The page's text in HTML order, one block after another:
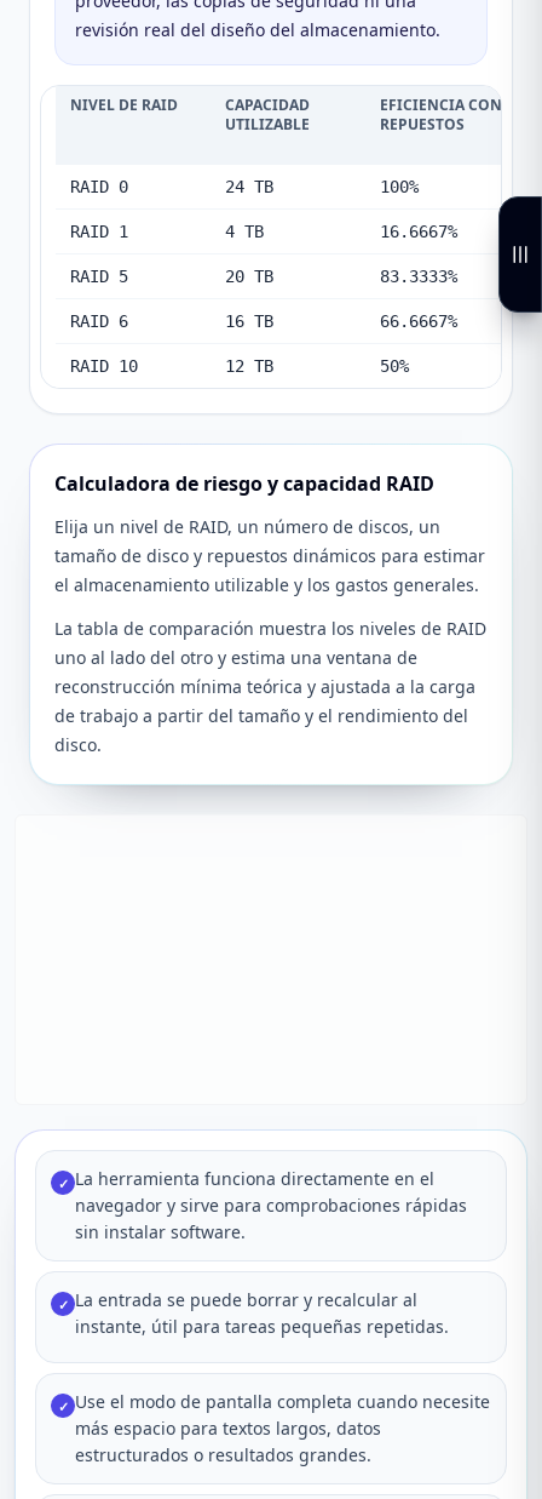
revisión real del diseño del almacenamiento.
NIVEL DE RAID
CAPACIDAD
UTILIZABLE
EFICIENCIA CON
REPUESTOS
RAID 0 24 TB 100%
RAID 1 4 TB 16.6667%
RAID 5 20 TB 83.3333%
RAID 6 16 TB 66.6667%
RAID 10 12 TB 50%
Calculadora de riesgo y capacidad RAID
Elija un nivel de RAID, un número de discos, un
tamaño de disco y repuestos dinámicos para estimar
el almacenamiento utilizable y los gastos generales.
La tabla de comparación muestra los niveles de RAID
uno al lado del otro y estima una ventana de
reconstrucción mínima teórica y ajustada a la carga
de trabajo a partir del tamaño y el rendimiento del
disco.
✓ La herramienta funciona directamente en el
navegador y sirve para comprobaciones rápidas
sin instalar software.
✓ La entrada se puede borrar y recalcular al
instante, útil para tareas pequeñas repetidas.
✓ Use el modo de pantalla completa cuando necesite
más espacio para textos largos, datos
estructurados o resultados grandes.